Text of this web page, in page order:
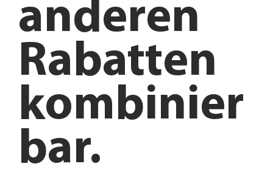
anderen
Rabatten
kombinier
bar.